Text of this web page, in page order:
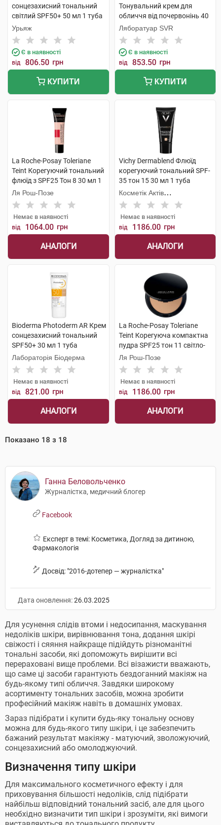
сонцезахисний тональний
світлий SPF50+ 50 мл 1 туба
Урьяж
Є в наявності
від 806.50 грн
КУПИТИ
Тонувальний крем для
обличчя від почервонінь 40
мл 1 флакон
Ляборатуар SVR
Є в наявності
від 853.50 грн
КУПИТИ
La Roche-Posay Toleriane
Teint Корегуючий тональний
флюїд з SPF25 Тон 8 30 мл 1
туба
Ля Рош-Позе
Немає в наявності
від 1064.00 грн
АНАЛОГИ
Vichy Dermablend Флюїд
корегуючий тональний SPF-
35 тон 15 30 мл 1 туба
Косметік Актів
Інтернаціональ
Немає в наявності
від 1186.00 грн
АНАЛОГИ
Bioderma Photoderm AR Крем
сонцезахисний тональний
SPF50+ 30 мл 1 туба
Лабораторія Біодерма
Немає в наявності
від 821.00 грн
АНАЛОГИ
La Roche-Posay Toleriane
Teint Корегуюча компактна
пудра SPF25 тон 11 світло-
бежевий 9,5 г 1 шт
Ля Рош-Позе
Немає в наявності
від 1186.00 грн
АНАЛОГИ
Показано 18 з 18
Ганна Беловольченко
Журналістка, медичний блогер
Facebook
Експерт в темі: Косметика, Догляд за дитиною,
Фармакологія
Досвід: "2016-дотепер — журналістка"
Дата оновлення:26.03.2025
Для усунення слідів втоми і недосипання, маскування
недоліків шкіри, вирівнювання тона, додання шкірі
свіжості і сяяння найкраще підійдуть різноманітні
тональні засоби, які допоможуть вирішити всі
перераховані вище проблеми. Всі візажисти вважають,
що саме ці засоби гарантують бездоганний макіяж на
будь-якому типі обличчя. Завдяки широкому
асортименту тональних засобів, можна зробити
професійний макіяж навіть в домашніх умовах.
Зараз підібрати і купити будь-яку тональну основу
можна для будь-якого типу шкіри, і це забезпечить
бажаний результат макіяжу - матуючий, зволожуючий,
сонцезахисний або омолоджуючий.
Визначення типу шкіри
Для максимального косметичного ефекту і для
приховування більшості недоліків, слід підібрати
найбільш відповідний тональний засіб, але для цього
необхідно визначити тип шкіри і зрозуміти, які вимоги